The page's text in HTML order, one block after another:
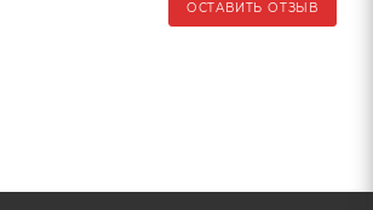
ОСТАВИТЬ ОТЗЫВ